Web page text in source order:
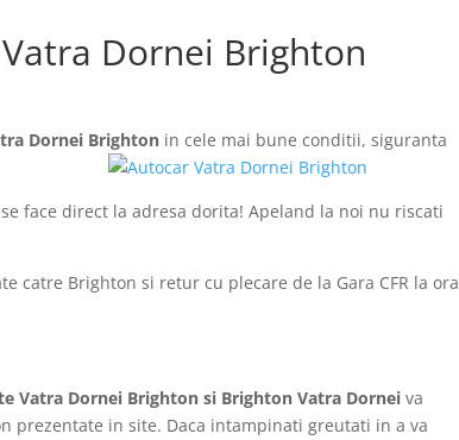
Dornei Brighton
Dornei Brighton in cele mai bune conditii, siguranta
face direct la adresa dorita! Apeland la noi nu riscati
catre Brighton si retur cu plecare de la Gara CFR la ora
Vatra Dornei Brighton si Brighton Vatra Dorneiva
prezentate in site. Daca intampinati greutati in a va